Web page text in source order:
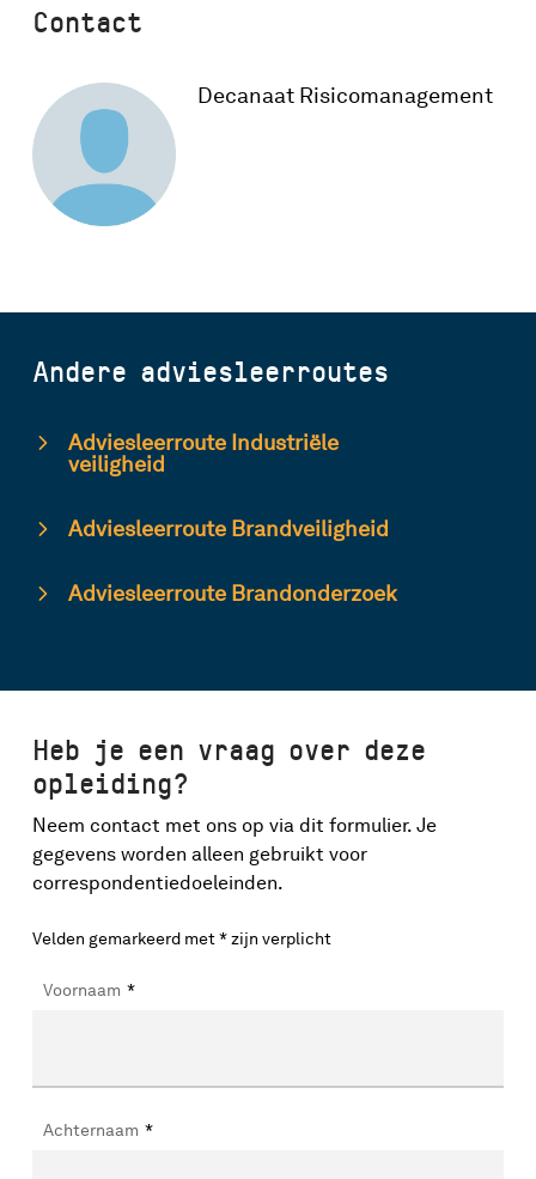
Contact
Decanaat Risicomanagement
Andere adviesleerroutes
Adviesleerroute Industriële
veiligheid
Adviesleerroute Brandveiligheid
Adviesleerroute Brandonderzoek
Heb je een vraag over deze
opleiding?
Neem contact met ons op via dit formulier. Je
gegevens worden alleen gebruikt voor
correspondentiedoeleinden.
Velden gemarkeerd met * zijn verplicht
Voornaam *
Achternaam *